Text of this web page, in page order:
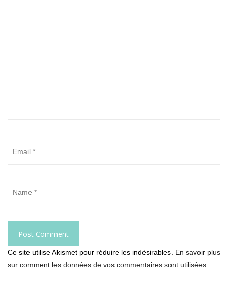
Ce site utilise Akismet pour réduire les indésirables. En savoir plus
sur comment les données de vos commentaires sont utilisées